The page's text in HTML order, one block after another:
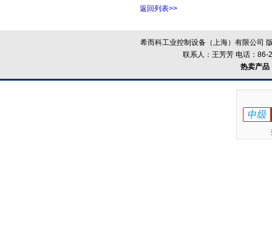
返回列表>>
希而科工业控制设备（上海）有限公司
联系人：王芳芳 电话：
热卖产品